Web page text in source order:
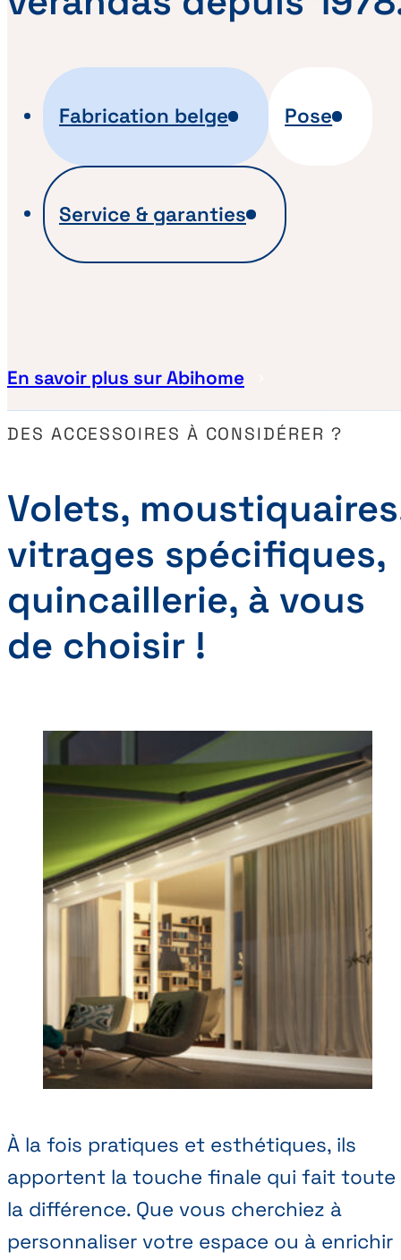
Fabrication belge Pose
Service & garanties
En savoir plus sur Abihome
production
vous
DES ACCESSOIRES À CONSIDÉRER ?
Volets,
vitrages spécifiques,
quincaillerie, à vous
de choisir !
À la fois pratiques et esthétiques, ils
apportent la touche finale qui fait toute
la différence. Que vous cherchiez à
personnaliser votre espace ou à enrichir